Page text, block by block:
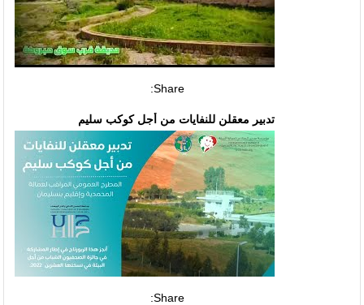
Share:
تدبير معقلن للنفايات من أجل كوكب سليم
Share: